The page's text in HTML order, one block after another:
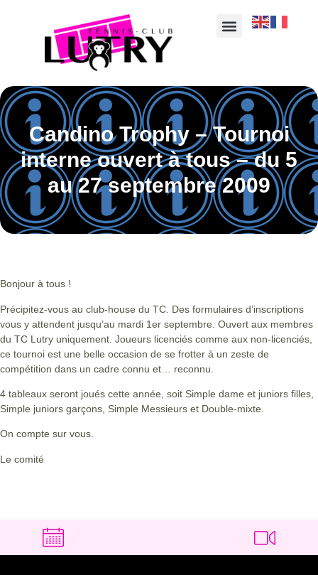
Candino Trophy – Tournoi
interne ouvert à tous – du 5
au 27 septembre 2009
Bonjour à tous !
Précipitez-vous au club-house du TC. Des formulaires d’inscriptions
vous y attendent jusqu’au mardi 1er septembre. Ouvert aux membres
du TC Lutry uniquement. Joueurs licenciés comme aux non-licenciés,
ce tournoi est une belle occasion de se frotter à un zeste de
compétition dans un cadre connu et… reconnu.
4 tableaux seront joués cette année, soit Simple dame et juniors filles,
Simple juniors garçons, Simple Messieurs et Double-mixte.
On compte sur vous.
Le comité